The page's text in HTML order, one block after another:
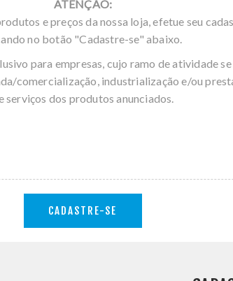
ATENÇÃO:
e preços da nossa loja, efetue seu
no botão "Cadastre-se" abaixo.
para empresas, cujo ramo de atividade se
comercialização, industrialização e/ou
serviços dos produtos anunciados.
CADASTRE-SE